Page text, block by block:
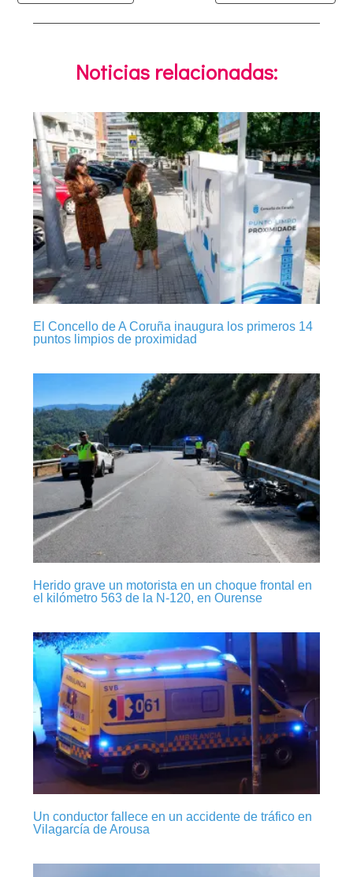
Noticias relacionadas:
El Concello de A Coruña inaugura los primeros 14
puntos limpios de proximidad
Herido grave un motorista en un choque frontal en
el kilómetro 563 de la N-120, en Ourense
Un conductor fallece en un accidente de tráfico en
Vilagarcía de Arousa